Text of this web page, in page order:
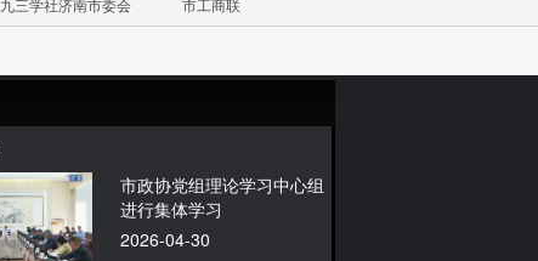
九三学社济南市委会 市工商联
市政协党组理论学习中心组
进行集体学习
2026-04-30